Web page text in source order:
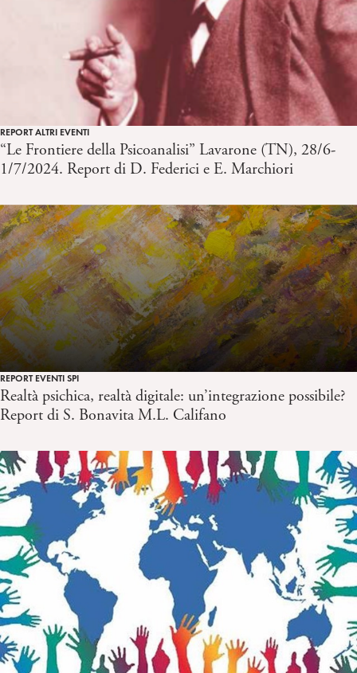
REPORT ALTRI EVENTI
“Le Frontiere della Psicoanalisi” Lavarone (TN), 28/6-
1/7/2024. Report di D. Federici e E. Marchiori
REPORT EVENTI SPI
Realtà psichica, realtà digitale: un’integrazione possibile?
Report di S. Bonavita M.L. Califano